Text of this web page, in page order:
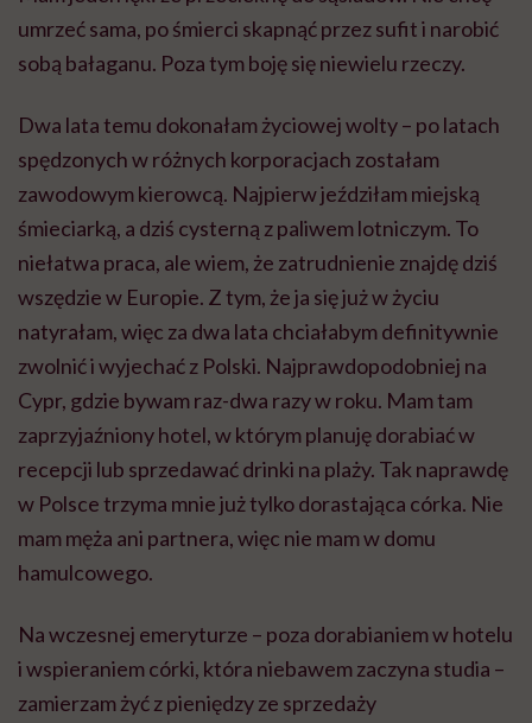
umrzeć sama, po śmierci skapnąć przez sufit i narobić
sobą bałaganu. Poza tym boję się niewielu rzeczy.
Dwa lata temu dokonałam życiowej wolty – po latach
spędzonych w różnych korporacjach zostałam
zawodowym kierowcą. Najpierw jeździłam miejską
śmieciarką, a dziś cysterną z paliwem lotniczym. To
niełatwa praca, ale wiem, że zatrudnienie znajdę dziś
wszędzie w Europie. Z tym, że ja się już w życiu
natyrałam, więc za dwa lata chciałabym definitywnie
zwolnić i wyjechać z Polski. Najprawdopodobniej na
Cypr, gdzie bywam raz-dwa razy w roku. Mam tam
zaprzyjaźniony hotel, w którym planuję dorabiać w
recepcji lub sprzedawać drinki na plaży. Tak naprawdę
w Polsce trzyma mnie już tylko dorastająca córka. Nie
mam męża ani partnera, więc nie mam w domu
hamulcowego.
Na wczesnej emeryturze – poza dorabianiem w hotelu
i wspieraniem córki, która niebawem zaczyna studia –
zamierzam żyć z pieniędzy ze sprzedaży